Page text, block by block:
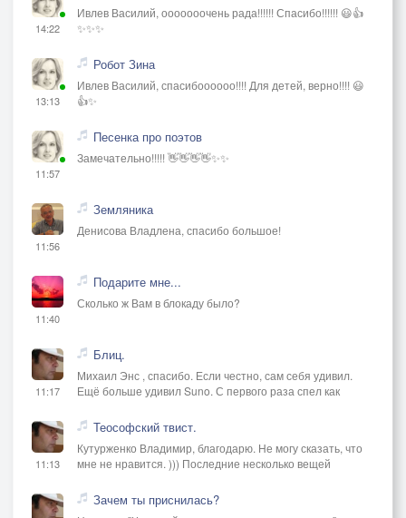
14:22
Ивлев Василий, ооооооочень рада!!!!!! Спасибо!!!!!! 😃👍
✨✨✨
13:13
Робот Зина
Ивлев Василий, спасибоооооо!!!! Для детей, верно!!!! 😃
👍✨
11:57
Песенка про поэтов
Замечательно!!!!! 👋👋👋👋✨✨
11:56
Земляника
Денисова Владлена, спасибо большое!
11:40
Подарите мне...
Сколько ж Вам в блокаду было?
11:17
Блиц.
Михаил Энс , спасибо. Если честно, сам себя удивил.
Ещё больше удивил Suno. С первого раза спел как
11:13
Теософский твист.
Кутурженко Владимир, благодарю. Не могу сказать, что
мне не нравится. ))) Последние несколько вещей
Зачем ты приснилась?